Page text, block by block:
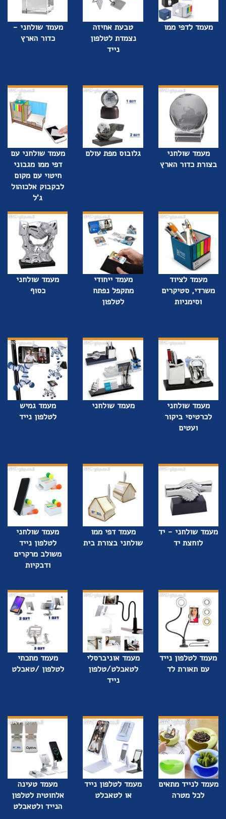
מעמד לדפי ממו
טבעת אחיזה
נצמדת לטלפון
נייד
מעמד שולחני -
כדור הארץ
מעמד שולחני
בצורת כדור הארץ
גלובוס מפת עולם
מעמד שולחני עם
דפי ממו מגבוני
חיטוי עם מקום
לבקבוק אלכוהול
ג'ל
מעמד לציוד
משרדי, סטיקרים
וסימניות
מעמד ייחודי
מתקפל נפתח
לטלפון
מעמד שולחני
כסוף
מעמד שולחני
לכרטיסי ביקור
ועטים
מעמד שולחני
מעמד גמיש
לטלפון נייד
מעמד שולחני - יד
לוחצת יד
מעמד דפי ממו
שולחני בצורת בית
מעמד שולחני
לטלפון נייד
משולב מרקרים
ודבקיות
מעמד לטלפון נייד
עם תאורת לד
מעמד אוניברסלי
לטאבלט/טלפון
נייד
מעמד מתכתי
לטלפון /טאבלט
מעמד לנייד מתאים
לכל מטרה
מעמד לטלפון נייד
או לטאבלט
מעמד טעינה
אלחוטית לטלפון
הנייד ולטאבלט